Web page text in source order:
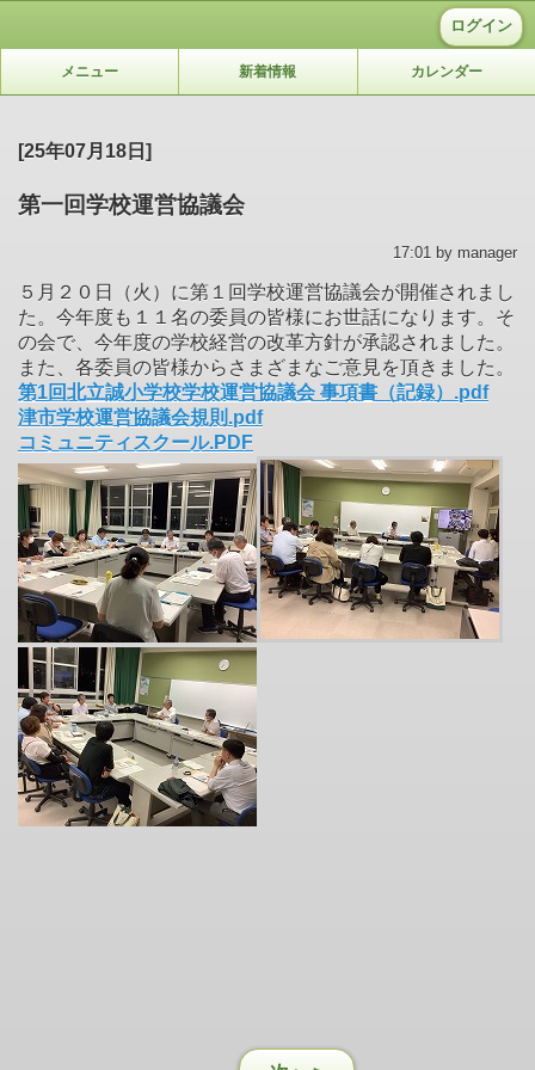
ログイン
メニュー 新着情報 カレンダー
[25年07月18日]
第一回学校運営協議会
17:01 by manager
５月２０日（火）に第１回学校運営協議会が開催されまし
た。今年度も１１名の委員の皆様にお世話になります。そ
の会で、今年度の学校経営の改革方針が承認されました。
また、各委員の皆様からさまざまなご意見を頂きました。
第1回北立誠小学校学校運営協議会 事項書（記録）.pdf
津市学校運営協議会規則.pdf
コミュニティスクール.PDF